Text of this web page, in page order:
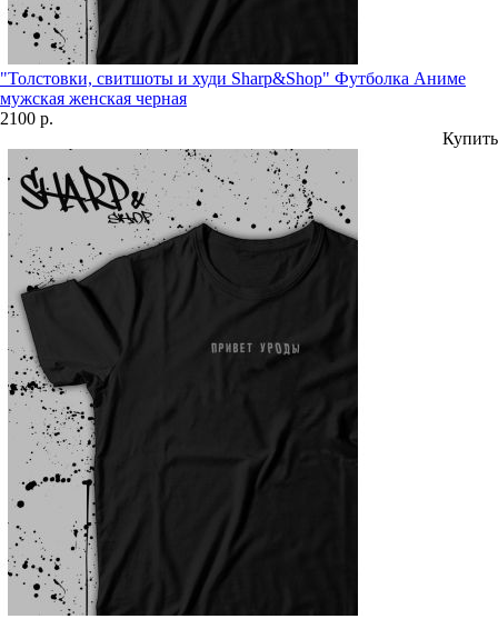
"Толстовки, свитшоты и худи Sharp&Shop" Футболка Аниме
мужская женская черная
2100 р.
Купить